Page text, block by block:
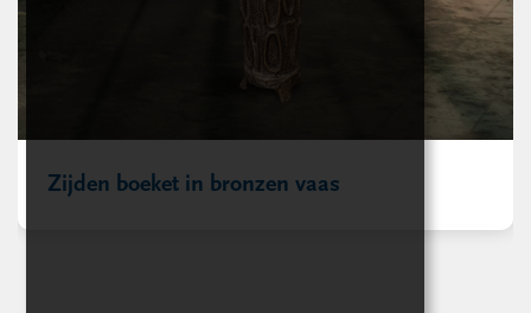
Zijden boeket in bronzen vaas